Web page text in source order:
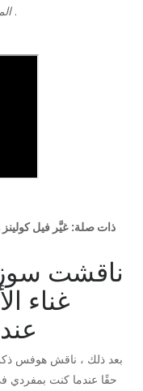
.
ذات صلة:
ناقشت
بعد ذلك ، ناقش هوفس
حقًا عندما كنت بمفردي